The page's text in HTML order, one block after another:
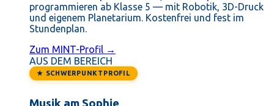
programmieren ab Klasse 5 — mit Robotik, 3D-Druck
und eigenem Planetarium. Kostenfrei und fest im
Stundenplan.
Zum MINT-Profil →
AUS DEM BEREICH
★ SCHWERPUNKTPROFIL
Musik am Sophie